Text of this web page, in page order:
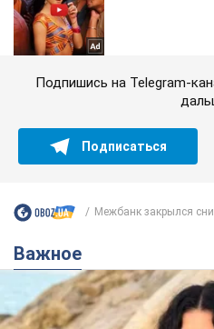
Подпишись на Telegram-
Подписаться
Межбанк закрылся
Важное